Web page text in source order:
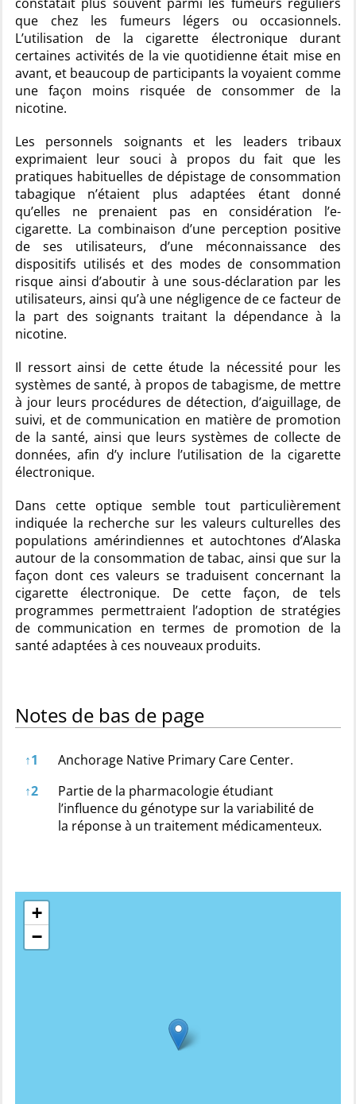
que chez les fumeurs légers ou occasionnels.
L’utilisation de la cigarette électronique durant
certaines activités de la vie quotidienne était mise en
avant, et beaucoup de participants la voyaient comme
une façon moins risquée de consommer de la
nicotine.
Les personnels soignants et les leaders tribaux
exprimaient leur souci à propos du fait que les
pratiques habituelles de dépistage de consommation
tabagique n’étaient plus adaptées étant donné
qu’elles ne prenaient pas en considération l’e-
cigarette. La combinaison d’une perception positive
de ses utilisateurs, d’une méconnaissance des
dispositifs utilisés et des modes de consommation
risque ainsi d’aboutir à une sous-déclaration par les
utilisateurs, ainsi qu’à une négligence de ce facteur de
la part des soignants traitant la dépendance à la
nicotine.
Il ressort ainsi de cette étude la nécessité pour les
systèmes de santé, à propos de tabagisme, de mettre
à jour leurs procédures de détection, d’aiguillage, de
suivi, et de communication en matière de promotion
de la santé, ainsi que leurs systèmes de collecte de
données, afin d’y inclure l’utilisation de la cigarette
électronique.
Dans cette optique semble tout particulièrement
indiquée la recherche sur les valeurs culturelles des
populations amérindiennes et autochtones d’Alaska
autour de la consommation de tabac, ainsi que sur la
façon dont ces valeurs se traduisent concernant la
cigarette électronique. De cette façon, de tels
programmes permettraient l’adoption de stratégies
de communication en termes de promotion de la
santé adaptées à ces nouveaux produits.
Notes de bas de page
↑1
Anchorage Native Primary Care Center.
↑2
Partie de la pharmacologie étudiant
l’influence du génotype sur la variabilité de
la réponse à un traitement médicamenteux.
+
−